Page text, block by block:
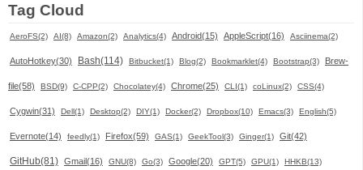
Tag Cloud
AeroFS(2) AI(8) Amazon(2) Analytics(4) Android(15) AppleScript(16) Asciinema(2)
AutoHotkey(30) Bash(114) Bitbucket(1) Blog(2) Bookmarklet(4) Bootstrap(3) Brew-
file(58) BSD(9) C-CPP(2) Chocolatey(4) Chrome(25) CLI(1) coLinux(2) CSS(4)
Cygwin(31) Dell(1) Desktop(2) DIY(1) Docker(2) Dropbox(10) Emacs(3) English(5)
Evernote(14) feedly(1) Firefox(59) GAS(1) GeekTool(3) Ginger(1) Git(42)
GitHub(81) Gmail(16) GNU(8) Go(3) Google(20) GPT(5) GPU(1) HHKB(13)